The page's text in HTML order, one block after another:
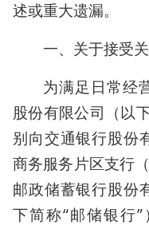
述或重大遗漏。
一、关于接受
为满足日常经
股份有限公司（以
别向交通银行股份
商务服务片区支行
邮政储蓄银行股份
下简称“邮储银行